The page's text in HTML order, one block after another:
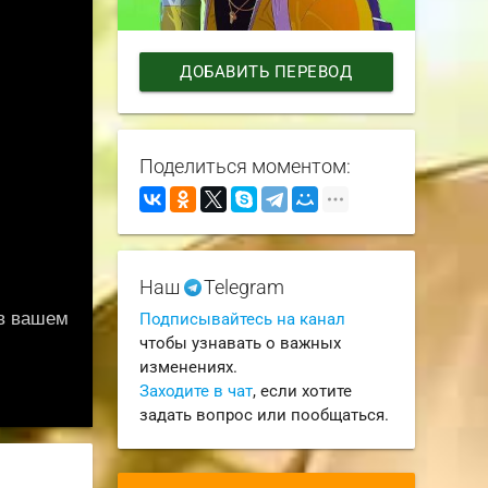
ДОБАВИТЬ ПЕРЕВОД
Поделиться моментом:
Наш Telegram
Подписывайтесь на канал
чтобы узнавать о важных
изменениях.
Заходите в чат, если хотите
задать вопрос или пообщаться.